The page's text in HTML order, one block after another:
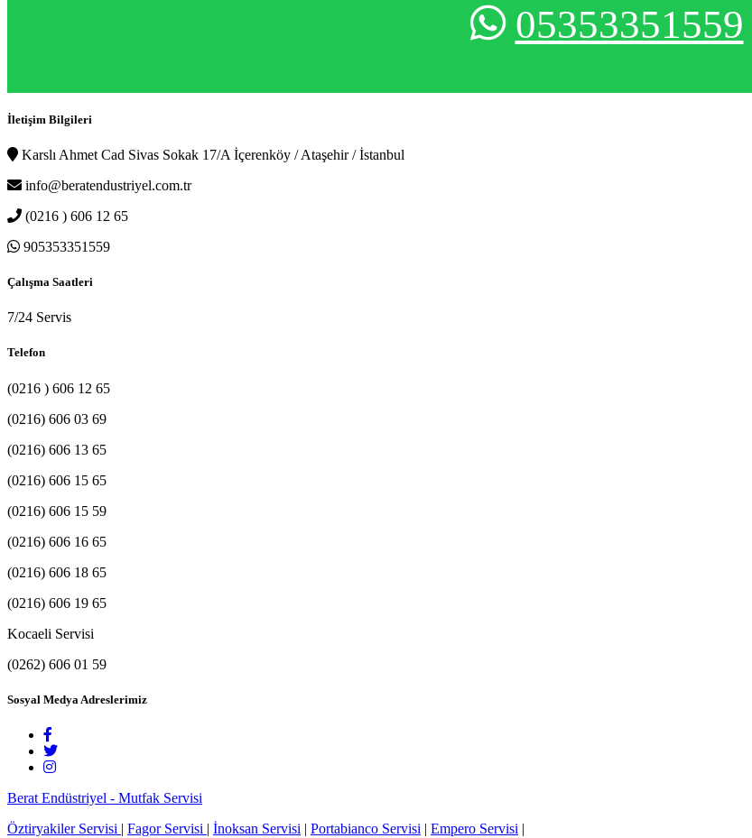
05353351559
İletişim Bilgileri
Karslı Ahmet Cad Sivas Sokak 17/A İçerenköy / Ataşehir / İstanbul
info@beratendustriyel.com.tr
(0216 ) 606 12 65
905353351559
Çalışma Saatleri
7/24 Servis
Telefon
(0216 ) 606 12 65
(0216) 606 03 69
(0216) 606 13 65
(0216) 606 15 65
(0216) 606 15 59
(0216) 606 16 65
(0216) 606 18 65
(0216) 606 19 65
Kocaeli Servisi
(0262) 606 01 59
Sosyal Medya Adreslerimiz
Berat Endüstriyel - Mutfak Servisi
Öztiryakiler Servisi | Fagor Servisi | İnoksan Servisi | Portabianco Servisi | Empero Servisi |